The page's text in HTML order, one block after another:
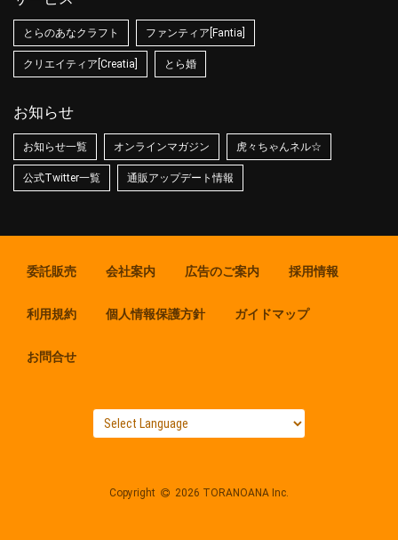
とらのあなクラフト ファンティア[Fantia]
クリエイティア[Creatia] とら婚
お知らせ
お知らせ一覧 オンラインマガジン 虎々ちゃんネル☆
公式Twitter一覧 通販アップデート情報
委託販売 会社案内 広告のご案内 採用情報
利用規約 個人情報保護方針 ガイドマップ
お問合せ
Copyright 2026 TORANOANA Inc.